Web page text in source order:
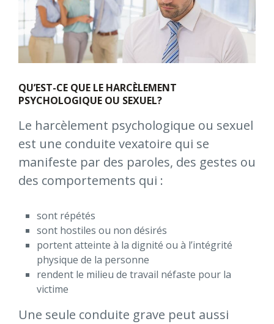
QU’EST-CE QUE LE HARCÈLEMENT
PSYCHOLOGIQUE OU SEXUEL?
Le harcèlement psychologique ou sexuel
est une conduite vexatoire qui se
manifeste par des paroles, des gestes ou
des comportements qui :
sont répétés
sont hostiles ou non désirés
portent atteinte à la dignité ou à l’intégrité
physique de la personne
rendent le milieu de travail néfaste pour la
victime
Une seule conduite grave peut aussi